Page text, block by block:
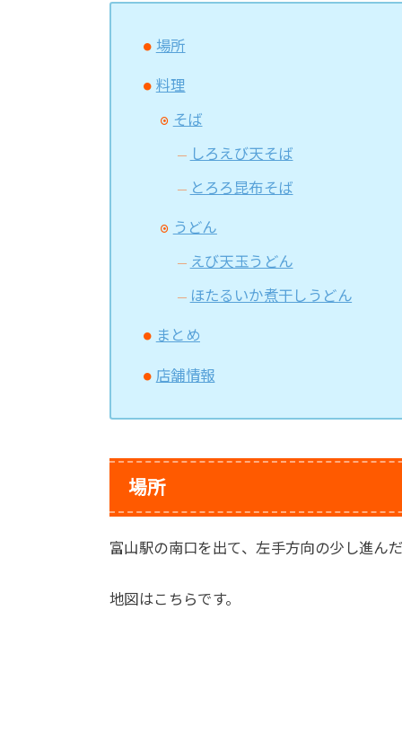
場所
料理
そば
しろえび天そば
とろろ昆布そば
うどん
えび天玉うどん
ほたるいか煮干しうどん
まとめ
店舗情報
場所
富山駅の南口を出て、左手方向の少し進ん
地図はこちらです。